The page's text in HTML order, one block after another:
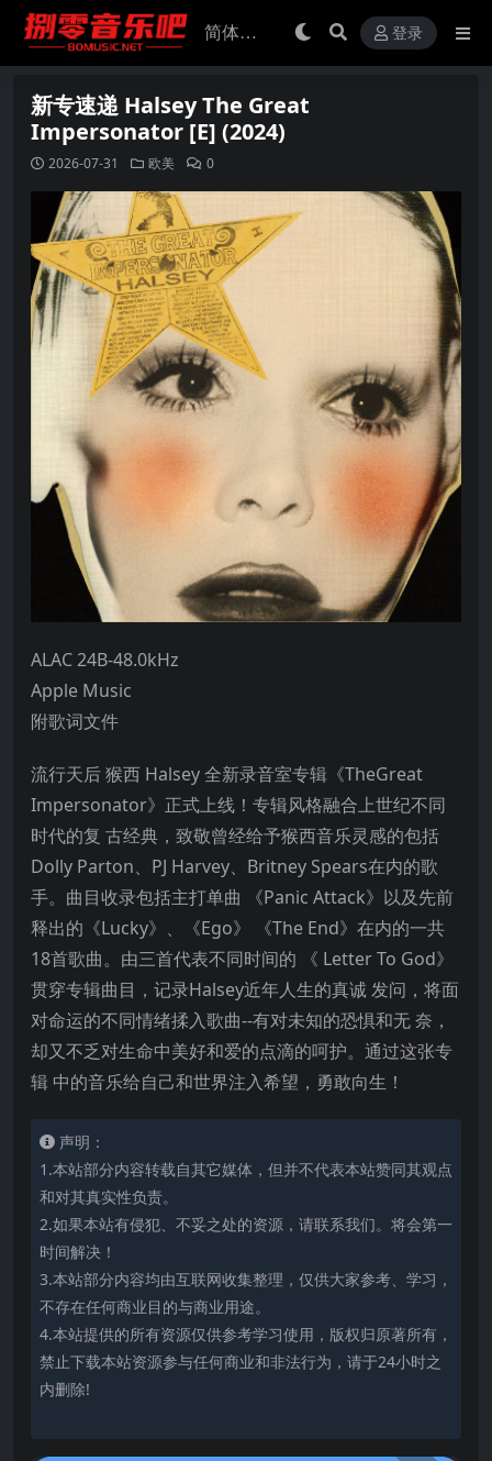
登录
新专速递 Halsey The Great
Impersonator [E] (2024)
2026-07-31 欧美 0
ALAC 24B-48.0kHz
Apple Music
附歌词文件
流行天后 猴西 Halsey 全新录音室专辑《TheGreat
Impersonator》正式上线！专辑风格融合上世纪不同
时代的复 古经典，致敬曾经给予猴西音乐灵感的包括
Dolly Parton、PJ Harvey、Britney Spears在内的歌
手。曲目收录包括主打单曲 《Panic Attack》以及先前
释出的《Lucky》、《Ego》 《The End》在内的一共
18首歌曲。由三首代表不同时间的 《 Letter To God》
贯穿专辑曲目，记录Halsey近年人生的真诚 发问，将面
对命运的不同情绪揉入歌曲--有对未知的恐惧和无 奈，
却又不乏对生命中美好和爱的点滴的呵护。通过这张专
辑 中的音乐给自己和世界注入希望，勇敢向生！
声明：
1.本站部分内容转载自其它媒体，但并不代表本站赞同其观点
和对其真实性负责。
2.如果本站有侵犯、不妥之处的资源，请联系我们。将会第一
时间解决！
3.本站部分内容均由互联网收集整理，仅供大家参考、学习，
不存在任何商业目的与商业用途。
4.本站提供的所有资源仅供参考学习使用，版权归原著所有，
禁止下载本站资源参与任何商业和非法行为，请于24小时之
内删除!